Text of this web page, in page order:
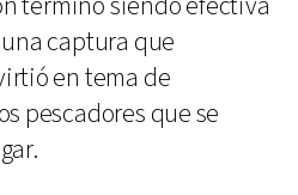
captura que
en tema de
pescadores que se